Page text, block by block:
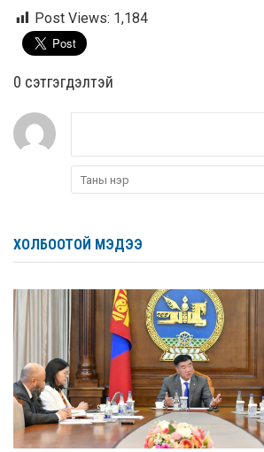
Post Views: 1,184
0 cэтгэгдэлтэй
ХОЛБООТОЙ МЭДЭЭ